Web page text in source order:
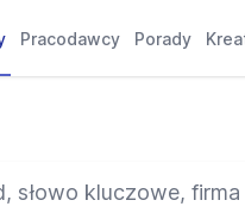
Pracodawcy Porady